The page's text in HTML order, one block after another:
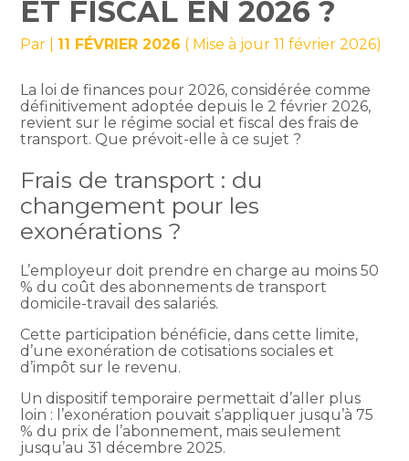
ET FISCAL EN 2026 ?
Par 11 FÉVRIER 2026 ( Mise à jour 11 février 2026)
La loi de finances pour 2026, considérée comme
définitivement adoptée depuis le 2 février 2026,
revient sur le régime social et fiscal des frais de
transport. Que prévoit-elle à ce sujet ?
Frais de transport : du
changement pour les
exonérations ?
L’employeur doit prendre en charge au moins 50
% du coût des abonnements de transport
domicile-travail des salariés.
Cette participation bénéficie, dans cette limite,
d’une exonération de cotisations sociales et
d’impôt sur le revenu.
Un dispositif temporaire permettait d’aller plus
loin : l’exonération pouvait s’appliquer jusqu’à 75
% du prix de l’abonnement, mais seulement
jusqu’au 31 décembre 2025.